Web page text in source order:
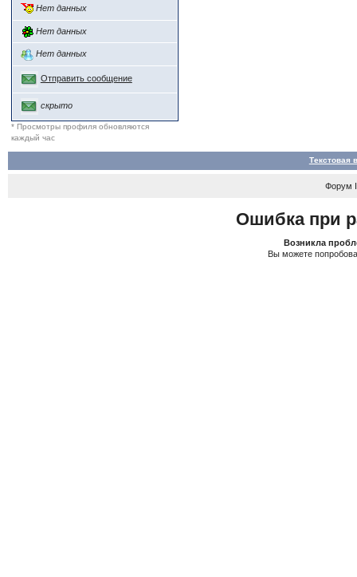
Нет данных
Нет данных
Нет данных
Отправить сообщение
скрыто
* Просмотры профиля обновляются
каждый час
Текстовая
Форум
Ошибка при
Возникла
Вы можете